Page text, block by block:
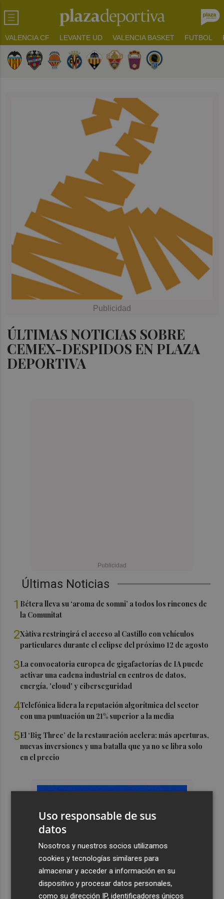
VALENCIA CF LEVANTE UD VALENCIA BASKET FUTBOL
ÚLTIMAS NOTICIAS SOBRE
CEMEX-DESPIDOS EN PLAZA
DEPORTIVA
Últimas Noticias
1 Bétera lleva su ‘aroma de somni’ a todos los rincones de
la Comunitat
2Xàtiva restringirá el acceso al Castillo con vehículos
particulares durante el eclipse del próximo 12 de agosto
3La convocatoria europea de gigafactorías de IA puede
activar una cadena industrial en centros de datos,
energía, 'cloud' y ciberseguridad
4Telefónica lidera la reputación algorítmica del sector
con una puntuación un 21% superior a la media
5El ‘Big Three’ de la restauración acelera: más aperturas,
nuevas inversiones y una batalla que ya no se libra solo
en el precio
Uso responsable de sus
datos
Nosotros y nuestros socios utilizamos
cookies y tecnologías similares para
almacenar y acceder a información en su
dispositivo y procesar datos personales,
como su dirección IP, identificadores únicos